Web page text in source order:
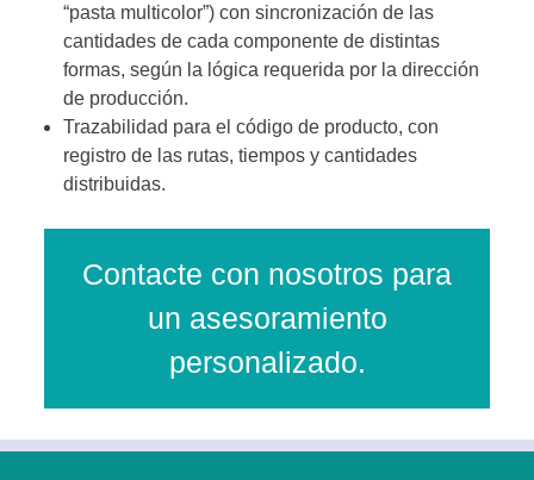
“pasta multicolor”) con sincronización de las
cantidades de cada componente de distintas
formas, según la lógica requerida por la dirección
de producción.
Trazabilidad para el código de producto, con
registro de las rutas, tiempos y cantidades
distribuidas.
Contacte con nosotros para
un asesoramiento
personalizado.